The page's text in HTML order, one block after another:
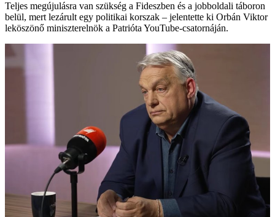
Teljes megújulásra van szükség a Fideszben és a jobboldali táboron
belül, mert lezárult egy politikai korszak – jelentette ki Orbán Viktor
leköszönő miniszterelnök a Patrióta YouTube-csatornáján.